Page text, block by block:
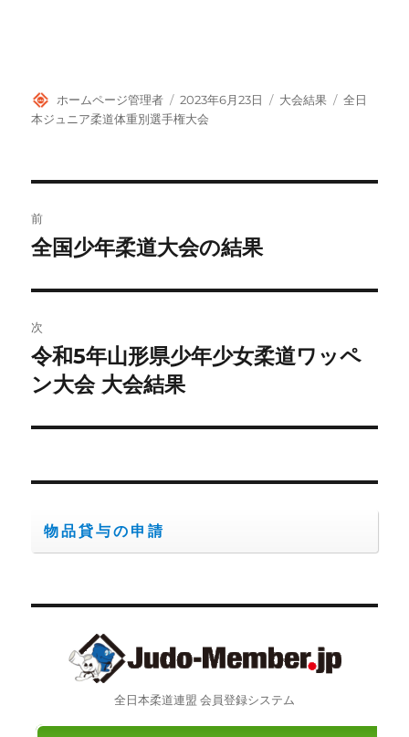
投
稿
ホームページ管理者
投
稿
2023年6月23日
カ
大会結果
タ
全日
本ジュニア柔道体重別選手権大会
稿
ビ
ゲ
ー
シ
前
前
投
稿:
全国少年柔道大会の結果
次
次
の
稿:
令和5年山形県少年少女柔道ワッペ
ン大会 大会結果
物品貸与の申請
全日本柔道連盟 会員登録システム